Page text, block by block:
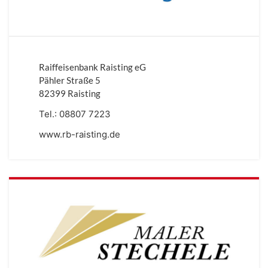
Raiffeisenbank Raisting eG
Pähler Straße 5
82399 Raisting
Tel.: 08807 7223
www.rb-raisting.de